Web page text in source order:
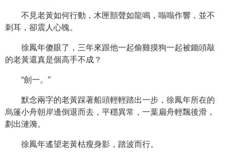
不見老黃如何行動，木匣顫聲如龍鳴，嗡嗡作響，並不
刺耳，卻震人心魄。
徐鳳年傻眼了，三年來跟他一起偷雞摸狗一起被鋤頭敲
的老黃還真是個高手不成？
“劍一。”
默念兩字的老黃踩著船頭輕輕踏出一步，徐鳳年所在的
烏篷小舟朝岸邊倒退而去，平穩異常，一葉扁舟輕飄後滑，
劃出漣漪。
徐鳳年遙望老黃枯瘦身影，踏波而行。